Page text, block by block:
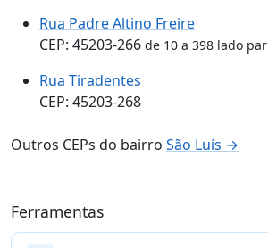
Rua Padre Altino Freire
CEP: 45203-266 de 10 a 398 lado par
Rua Tiradentes
CEP: 45203-268
Outros CEPs do bairro São Luís →
Ferramentas